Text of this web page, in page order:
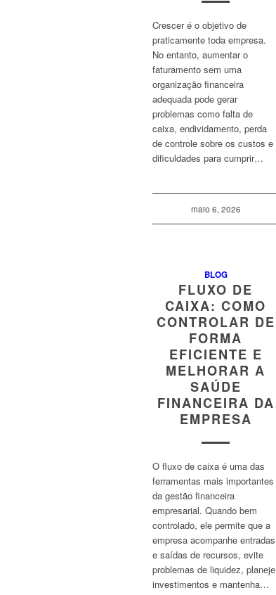
Crescer é o objetivo de
praticamente toda empresa.
No entanto, aumentar o
faturamento sem uma
organização financeira
adequada pode gerar
problemas como falta de
caixa, endividamento, perda
de controle sobre os custos e
dificuldades para cumprir…
maio 6, 2026
BLOG
FLUXO DE
CAIXA: COMO
CONTROLAR DE
FORMA
EFICIENTE E
MELHORAR A
SAÚDE
FINANCEIRA DA
EMPRESA
O fluxo de caixa é uma das
ferramentas mais importantes
da gestão financeira
empresarial. Quando bem
controlado, ele permite que a
empresa acompanhe entradas
e saídas de recursos, evite
problemas de liquidez, planeje
investimentos e mantenha…